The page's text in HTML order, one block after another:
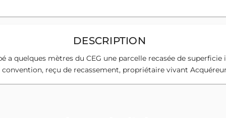
DESCRIPTION
quelques mètres du CEG une parcelle recasée de
reçu de recassement, propriétaire vivant